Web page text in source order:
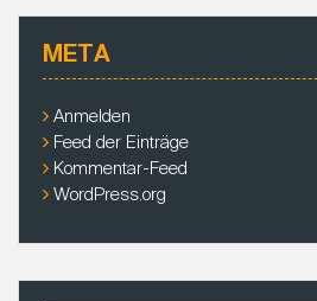
h
i
v
META
Anmelden
Feed der Einträge
Kommentar-Feed
WordPress.org